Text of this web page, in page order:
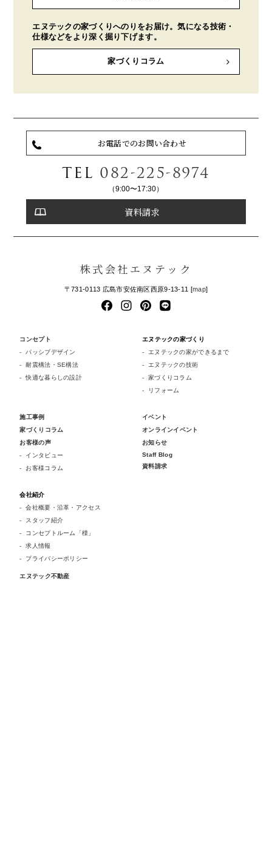
エヌテックの家づくりへのりをお届け。気になる技術・
仕様などをより深く掘り下げます。
家づくりコラム
お電話でのお問い合わせ
TEL 082-225-8974
（9:00〜17:30）
資料請求
株式会社エヌテック
〒731-0113 広島市安佐南区西原9-13-11 [map]
コンセプト
パッシブデザイン
耐震構法・SE構法
快適な暮らしの設計
エヌテックの家づくり
エヌテックの家ができるまで
エヌテックの技術
家づくりコラム
リフォーム
施工事例
家づくりコラム
お客様の声
インタビュー
お客様コラム
イベント
オンラインイベント
お知らせ
Staff Blog
資料請求
会社紹介
会社概要・沿革・アクセス
スタッフ紹介
コンセプトルーム「檪」
求人情報
プライバシーポリシー
エヌテック不動産